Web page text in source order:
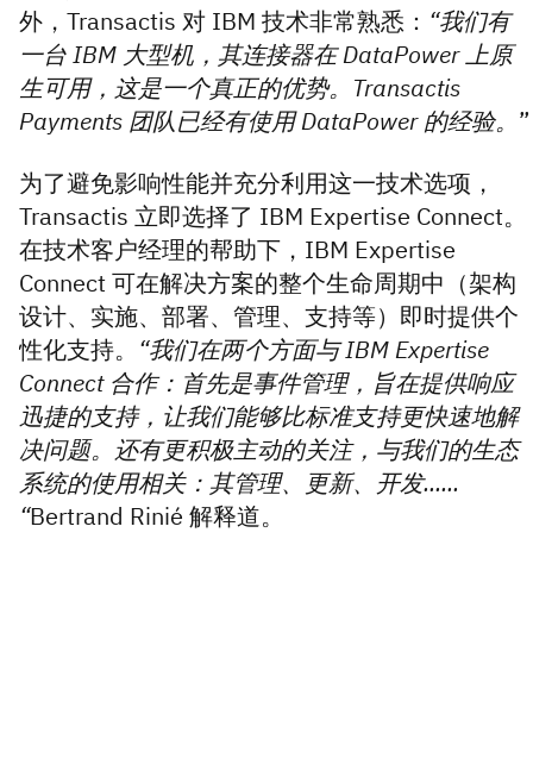
外，Transactis 对 IBM 技术非常熟悉： “我们有
一台 IBM 大型机，其连接器在 DataPower 上原
生可用，这是一个真正的优势。Transactis
Payments 团队已经有使用 DataPower 的经验。 ”
为了避免影响性能并充分利用这一技术选项，
Transactis 立即选择了 IBM Expertise Connect。
在技术客户经理的帮助下，IBM Expertise
Connect 可在解决方案的整个生命周期中（架构
设计、实施、部署、管理、支持等）即时提供个
性化支持。 “我们在两个方面与 IBM Expertise
Connect 合作：首先是事件管理，旨在提供响应
迅捷的支持，让我们能够比标准支持更快速地解
决问题。还有更积极主动的关注，与我们的生态
系统的使用相关：其管理、更新、开发......
“Bertrand Rinié 解释道。